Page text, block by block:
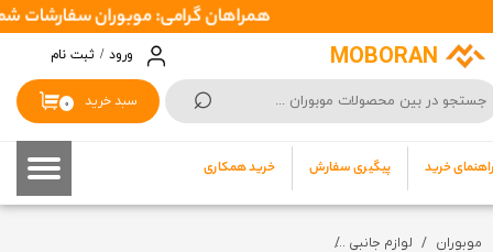
MOBORAN
⌕ ۰ سبد خرید
راهنمای خرید پیگیری سفارش خرید همکاری
ورود / ثبت نام
حساب کاربری من
تغییر گذر واژه
خروج از حساب کاربری
همراهان گرامی: موبوران سفارشات شما را در اسرع وقت ( 1 تا 2 روز کاری ) ارسال میکند تا
موبوران لوازم جانبی